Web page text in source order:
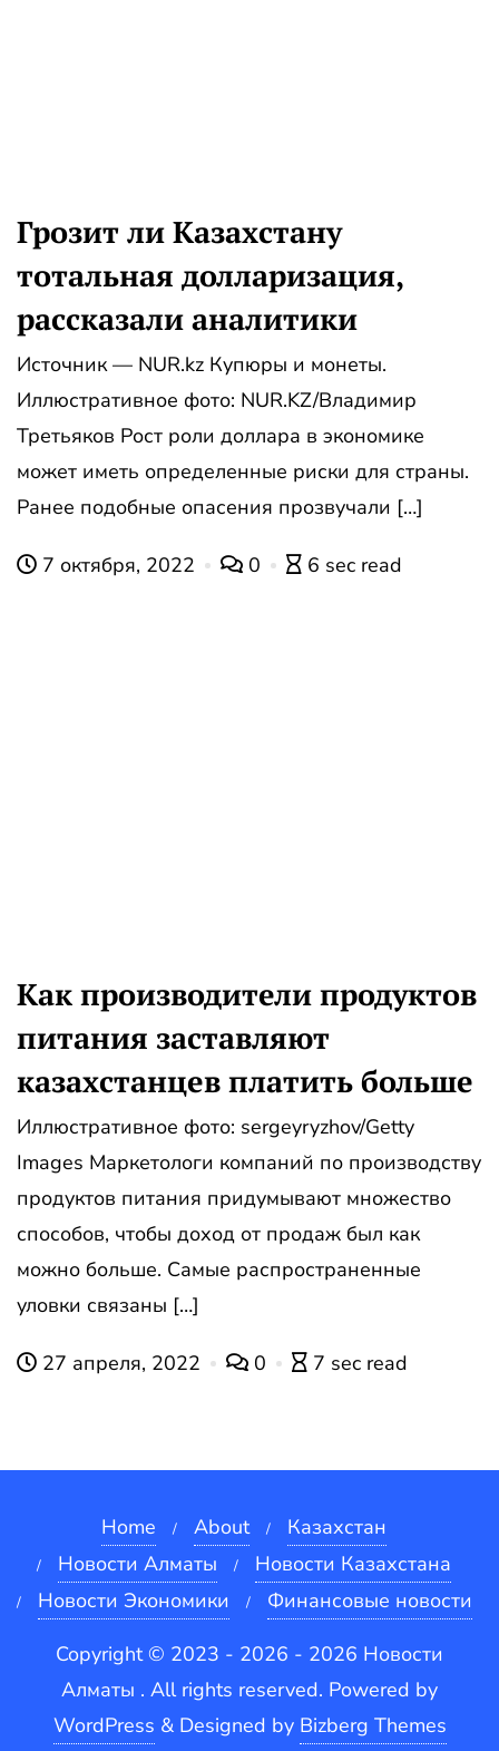
Грозит ли Казахстану
тотальная долларизация,
рассказали аналитики
Источник — NUR.kz Купюры и монеты.
Иллюстративное фото: NUR.KZ/Владимир
Третьяков Рост роли доллара в экономике
может иметь определенные риски для страны.
Ранее подобные опасения прозвучали […]
7 октября, 2022 0 6 sec read
Как производители продуктов
питания заставляют
казахстанцев платить больше
Иллюстративное фото: sergeyryzhov/Getty
Images Маркетологи компаний по производству
продуктов питания придумывают множество
способов, чтобы доход от продаж был как
можно больше. Самые распространенные
уловки связаны […]
27 апреля, 2022 0 7 sec read
Home About
Казахстан
Новости Алматы
Новости Казахстана
Новости Экономики
Финансовые новости
Copyright © 2023 - 2026 - 2026 Новости
Алматы . All rights reserved. Powered by
WordPress & Designed by Bizberg Themes